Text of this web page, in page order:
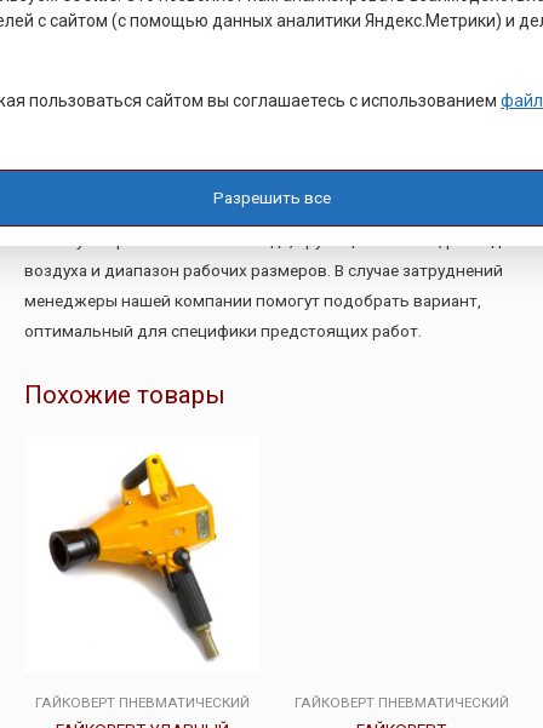
прямого, углового, пистолетного типа;
трещоточные;
При выборе подходящей модели рекомендуем учитывать
воздуха и диапазон рабочих размеров. В случае затруднений
менеджеры нашей компании помогут подобрать вариант,
оптимальный для специфики предстоящих работ.
Похожие товары
ГАЙКОВЕРТ ПНЕВМАТИЧЕСКИЙ ГАЙКОВЕРТ ПНЕВМАТИЧЕСКИЙ
с сайтом (с помощью данных аналитики Яндекс.Метрики) и
пользоваться сайтом вы соглашаетесь с использованием
Разрешить все